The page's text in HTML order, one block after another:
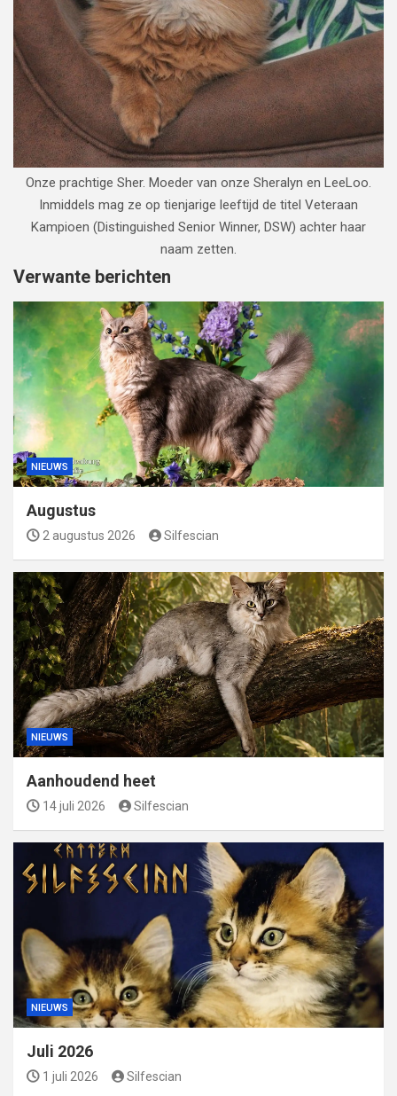
Onze prachtige Sher. Moeder van onze Sheralyn en LeeLoo.
Inmiddels mag ze op tienjarige leeftijd de titel Veteraan
Kampioen (Distinguished Senior Winner, DSW) achter haar
naam zetten.
Verwante berichten
NIEUWS
Augustus
2 augustus 2026 Silfescian
NIEUWS
Aanhoudend heet
14 juli 2026 Silfescian
NIEUWS
Juli 2026
1 juli 2026 Silfescian